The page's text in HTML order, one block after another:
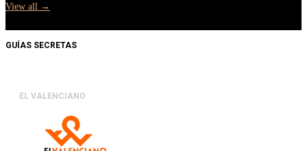
View all →
GUÍAS SECRETAS
EL VALENCIANO